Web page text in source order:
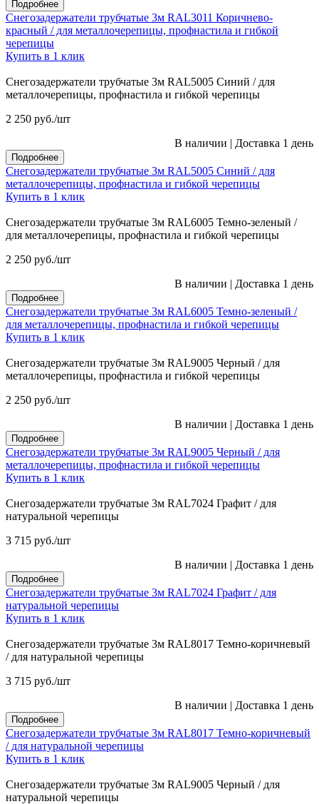
Подробнее
Снегозадержатели трубчатые 3м RAL3011 Коричнево-
красный / для металлочерепицы, профнастила и гибкой
черепицы
Купить в 1 клик
Снегозадержатели трубчатые 3м RAL5005 Синий / для
металлочерепицы, профнастила и гибкой черепицы
2 250 руб./шт
В наличии | Доставка 1 день
Подробнее
Снегозадержатели трубчатые 3м RAL5005 Синий / для
металлочерепицы, профнастила и гибкой черепицы
Купить в 1 клик
Снегозадержатели трубчатые 3м RAL6005 Темно-зеленый /
для металлочерепицы, профнастила и гибкой черепицы
2 250 руб./шт
В наличии | Доставка 1 день
Подробнее
Снегозадержатели трубчатые 3м RAL6005 Темно-зеленый /
для металлочерепицы, профнастила и гибкой черепицы
Купить в 1 клик
Снегозадержатели трубчатые 3м RAL9005 Черный / для
металлочерепицы, профнастила и гибкой черепицы
2 250 руб./шт
В наличии | Доставка 1 день
Подробнее
Снегозадержатели трубчатые 3м RAL9005 Черный / для
металлочерепицы, профнастила и гибкой черепицы
Купить в 1 клик
Снегозадержатели трубчатые 3м RAL7024 Графит / для
натуральной черепицы
3 715 руб./шт
В наличии | Доставка 1 день
Подробнее
Снегозадержатели трубчатые 3м RAL7024 Графит / для
натуральной черепицы
Купить в 1 клик
Снегозадержатели трубчатые 3м RAL8017 Темно-коричневый
/ для натуральной черепицы
3 715 руб./шт
В наличии | Доставка 1 день
Подробнее
Снегозадержатели трубчатые 3м RAL8017 Темно-коричневый
/ для натуральной черепицы
Купить в 1 клик
Снегозадержатели трубчатые 3м RAL9005 Черный / для
натуральной черепицы